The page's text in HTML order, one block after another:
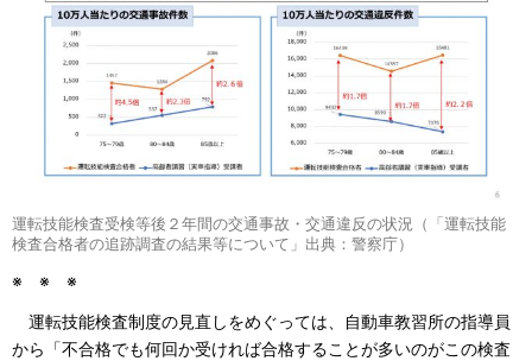
運転技能検査受検等後２年間の交通事故・交通違反の状況（「運転技能
検査合格者の追跡調査の結果等について」出典：警察庁）
※ ※ ※
運転技能検査制度の見直しをめぐっては、自動車教習所の指導員
から「不合格でも何回か受ければ合格することが多いのがこの検査